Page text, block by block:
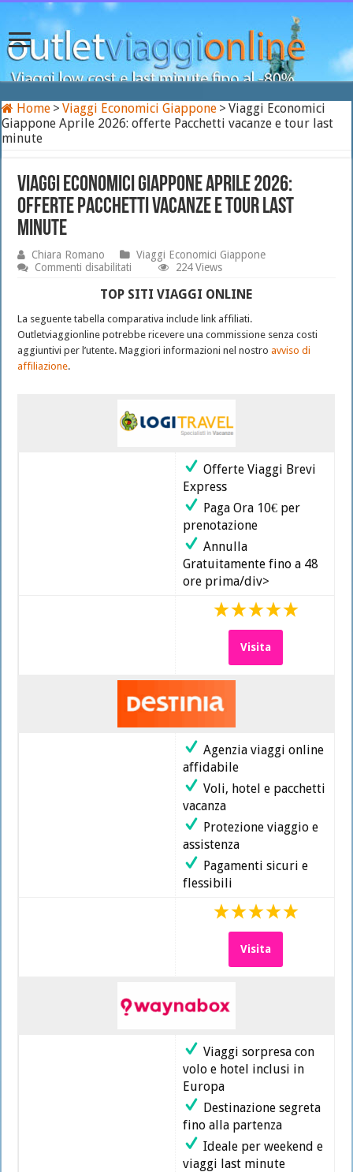
Home > Viaggi Economici Giappone > Viaggi Economici
Giappone Aprile 2026: offerte Pacchetti vacanze e tour last
minute
Viaggi Economici Giappone Aprile 2026:
offerte Pacchetti vacanze e tour last
minute
Chiara Romano
Viaggi Economici Giappone
Commenti disabilitati
Economici
Aprile
2026:
offerte
Pacchetti
minute
224 Views
TOP SITI VIAGGI ONLINE
La seguente tabella comparativa include link affiliati.
Outletviaggionline potrebbe ricevere una commissione senza costi
aggiuntivi per l’utente. Maggiori informazioni nel nostroavviso di
affiliazione.
Offerte Viaggi Brevi
Express
Paga Ora 10€ per
prenotazione
Annulla
Gratuitamente fino a 48
ore prima/div>
Visita
Agenzia viaggi online
affidabile
Voli, hotel e pacchetti
vacanza
Protezione viaggio e
assistenza
Pagamenti sicuri e
flessibili
Visita
Viaggi sorpresa con
volo e hotel inclusi in
Europa
Destinazione segreta
fino alla partenza
Ideale per weekend e
viaggi last minute